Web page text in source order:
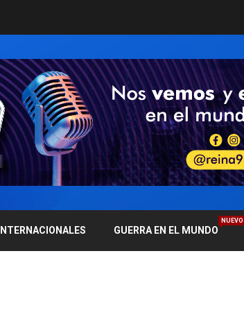
INTERNACIONALES GUERRA EN EL MUNDO
NUEVO